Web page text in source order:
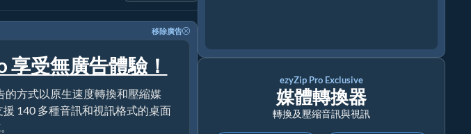
移除廣告
享受無廣告體驗！
的方式以原生速度轉換和壓縮媒
140 多種音訊和視訊格式的桌面
ezyZip Pro Exclusive
媒體轉換器
轉換及壓縮音訊與視訊